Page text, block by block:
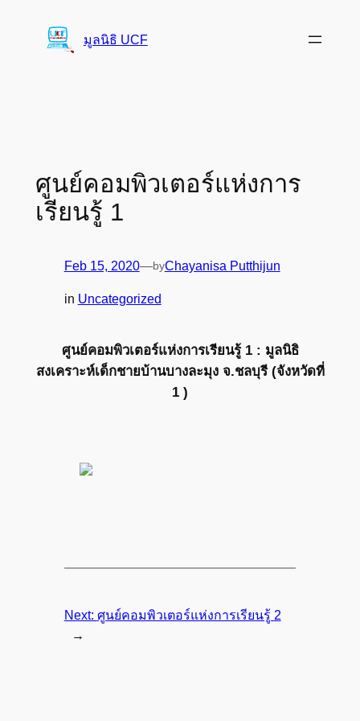
มูลนิธิ UCF
ศูนย์คอมพิวเตอร์แห่งการ
เรียนรู้ 1
Feb 15, 2020—byChayanisa Putthijun
in Uncategorized
ศูนย์คอมพิวเตอร์แห่งการเรียนรู้ 1 : มูลนิธิ
สงเคราะห์เด็กชายบ้านบางละมุง จ.ชลบุรี (จังหวัดที่
1 )
Next: ศูนย์คอมพิวเตอร์แห่งการเรียนรู้ 2
→